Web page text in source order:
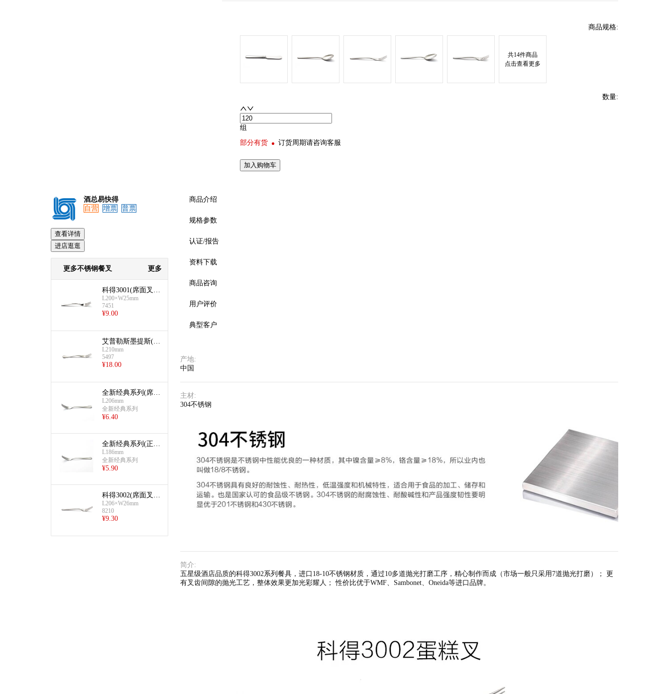
商品规格:
共14件商品
点击查看更多
数量:
组
部分有货
订货周期请咨询客服
加入购物车
酒总易快得
自营
增票 普票
查看详情
进店逛逛
更多不锈钢餐叉 更多
科得3001(席面叉/
主餐叉)
L200×W25mm
7451
¥9.00
艾普勒斯墨提斯(席
面叉/主餐叉)
L210mm
5497
¥18.00
全新经典系列(席面
叉/主餐叉)
L206mm
全新经典系列
¥6.40
全新经典系列(正餐
叉/甜品叉)
L186mm
全新经典系列
¥5.90
科得3002(席面叉/
主餐叉)
L206×W26mm
8210
¥9.30
商品介绍
规格参数
认证/报告
资料下载
商品咨询
用户评价
典型客户
产地:
中国
主材:
304不锈钢
简介:
五星级酒店品质的科得3002系列餐具，进口18-10不锈钢材质，通过10多道抛光打磨工序，精心制作而成（市场一般只采用7道抛光打磨）； 更
有叉齿间隙的抛光工艺，整体效果更加光彩耀人； 性价比优于WMF、Sambonet、Oneida等进口品牌。